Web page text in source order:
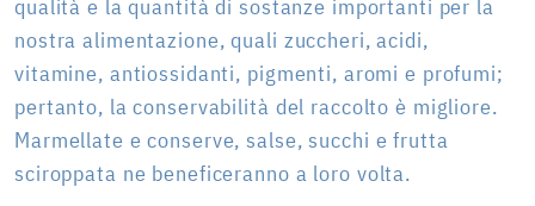
qualità e la quantità di sostanze importanti per la
nostra alimentazione, quali zuccheri, acidi,
vitamine, antiossidanti, pigmenti, aromi e profumi;
pertanto, la conservabilità del raccolto è migliore.
Marmellate e conserve, salse, succhi e frutta
sciroppata ne beneficeranno a loro volta.